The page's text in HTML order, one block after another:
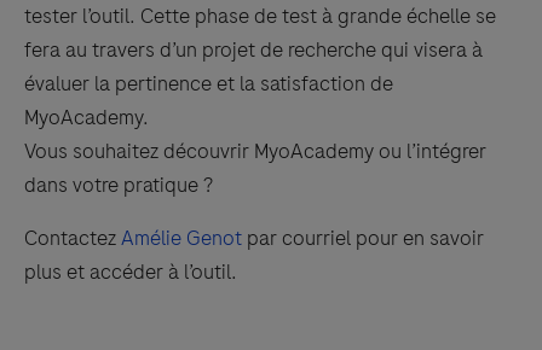
tester l’outil. Cette phase de test à grande échelle se
fera au travers d’un projet de recherche qui visera à
évaluer la pertinence et la satisfaction de
MyoAcademy.
Vous souhaitez découvrir MyoAcademy ou l’intégrer
dans votre pratique ?
ContactezAmélie Genot par courriel pour en savoir
plus et accéder à l’outil.Something went wrong